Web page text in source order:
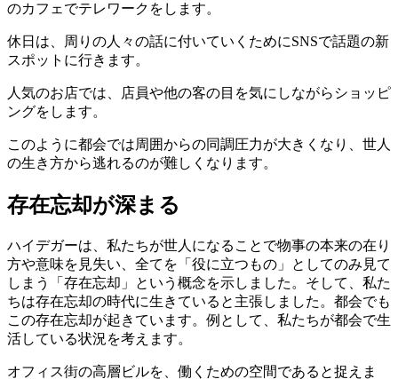
のカフェでテレワークをします。
休日は、周りの人々の話に付いていくためにSNSで話題の新
スポットに行きます。
人気のお店では、店員や他の客の目を気にしながらショッピ
ングをします。
このように都会では周囲からの同調圧力が大きくなり、世人
の生き方から逃れるのが難しくなります。
存在忘却が深まる
ハイデガーは、私たちが世人になることで物事の本来の在り
方や意味を見失い、全てを「役に立つもの」としてのみ見て
しまう「存在忘却」という概念を示しました。そして、私た
ちは存在忘却の時代に生きていると主張しました。都会でも
この存在忘却が起きています。例として、私たちが都会で生
活している状況を考えます。
オフィス街の高層ビルを、働くための空間であると捉えま